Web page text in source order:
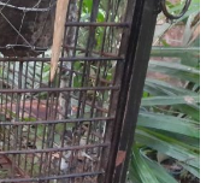
Terkini